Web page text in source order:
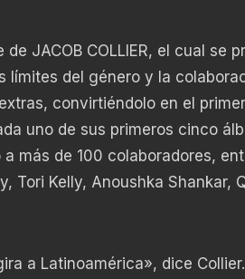
JACOB COLLIER, el cual se
límites del género y la
convirtiéndolo en el
uno de sus primeros cinco
más de 100 colaboradores,
Tori Kelly, Anoushka Shankar,
a Latinoamérica», dice